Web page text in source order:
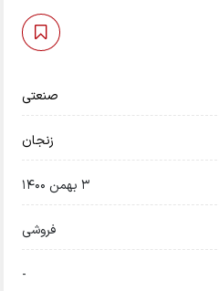
صنعتی
زنجان
3 بهمن 1400
فروشی
-